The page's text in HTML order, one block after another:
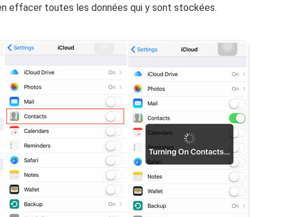
effacer toutes les données qui y sont stockées.